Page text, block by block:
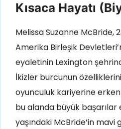
Kısaca Hayatı
Melissa Suzanne McBride,
Amerika Birleşik
eyaletinin Lexington
İkizler burcunun
oyunculuk kariyerine
bu alanda büyük
yaşındaki McBride’in mavi